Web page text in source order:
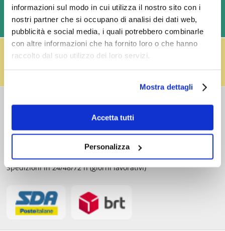
informazioni sul modo in cui utilizza il nostro sito con i
nostri partner che si occupano di analisi dei dati web,
pubblicità e social media, i quali potrebbero combinarle
con altre informazioni che ha fornito loro o che hanno
raccolto dal suo utilizzo dei loro servizi.
Mostra dettagli
Accetta tutti
Personalizza
SPEDIZIONI VELOCI IN 24/48/72 ORE (GIORNI
LAVORATIVI)
IL RESO FUSTI TI PREMIA!
Effettua il reso dei vuoti dei fusti Perfect Draft
COSTI DI
Consegna standard > € 6,90
Isole > € 8,90
Ordine minimo € 20,00
Spedizioni in 24/48/72 h (giorni lavorativi)